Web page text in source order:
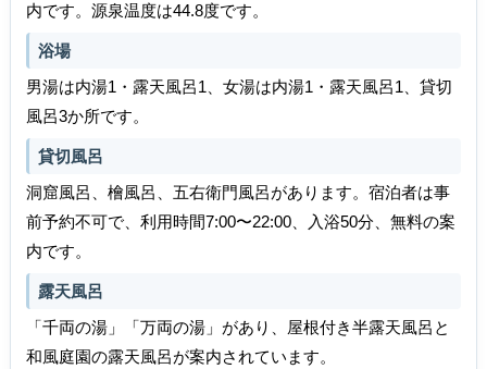
内です。源泉温度は44.8度です。
浴場
男湯は内湯1・露天風呂1、女湯は内湯1・露天風呂1、貸切
風呂3か所です。
貸切風呂
洞窟風呂、檜風呂、五右衛門風呂があります。宿泊者は事
前予約不可で、利用時間7:00〜22:00、入浴50分、無料の案
内です。
露天風呂
「千両の湯」「万両の湯」があり、屋根付き半露天風呂と
和風庭園の露天風呂が案内されています。